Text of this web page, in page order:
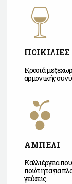
ΠΟΙΚΙΛΙΕΣ
Κρασιά με
αρμονικής
ΑΜΠΕΛΙ
Καλλιέργεια
ποιότητα για
γεύσεις.